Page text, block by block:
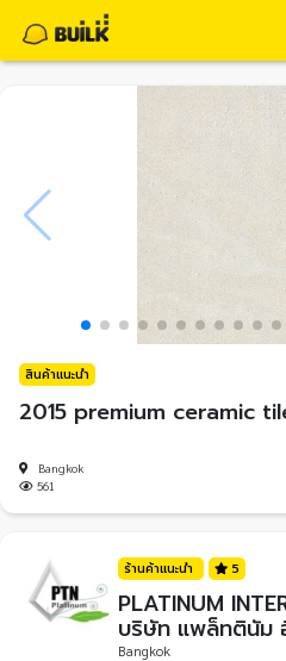
สินค้าแนะนำ
2015 premium ceramic
Bangkok
561
ร้านค้าแนะนำ 5
PLATINUM
บริษัท แพล็ทตินัม
Bangkok